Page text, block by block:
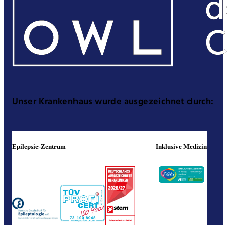
Unser Krankenhaus wurde ausgezeichnet durch:
Epilepsie-Zentrum Inklusive Medizin